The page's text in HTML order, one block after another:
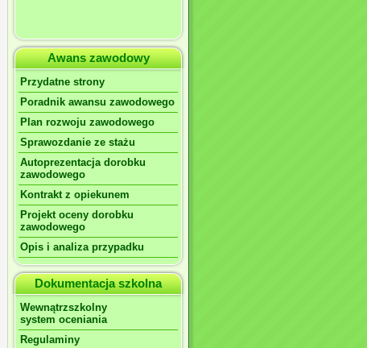
Awans zawodowy
Przydatne strony
Poradnik awansu zawodowego
Plan rozwoju zawodowego
Sprawozdanie ze stażu
Autoprezentacja dorobku
zawodowego
Kontrakt z opiekunem
Projekt oceny dorobku
zawodowego
Opis i analiza przypadku
Dokumentacja szkolna
Wewnątrzszkolny
system oceniania
Regulaminy